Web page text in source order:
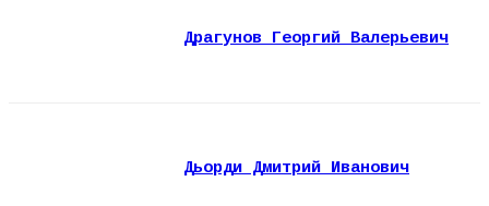
Драгунов Георгий Валерьевич
Дьорди Дмитрий Иванович